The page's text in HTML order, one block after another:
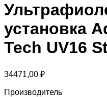
установка
Tech UV16
34471,00 ₽
Производитель